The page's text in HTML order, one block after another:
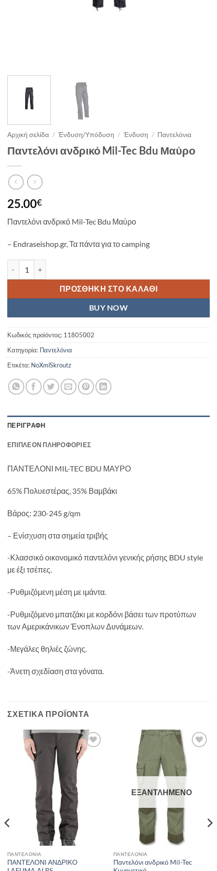
Αρχική σελίδα / Ένδυση/Υπόδυση / Ένδυση / Παντελόνια
Παντελόνι ανδρικό Mil-Tec Bdu Μαύρο
25.00€
Παντελόνι ανδρικό Mil-Tec Bdu Μαύρο
– Endraseishop.gr, Τα πάντα για το camping
ΠΡΟΣΘΉΚΗ ΣΤΟ ΚΑΛΆΘΙ
BUY NOW
Κωδικός προϊόντος: 11805002
Κατηγορία: Παντελόνια
Ετικέτα: NoXmlSkroutz
ΠΕΡΙΓΡΑΦΉ
ΕΠΙΠΛΈΟΝ ΠΛΗΡΟΦΟΡΊΕΣ
ΠΑΝΤΕΛΟΝΙ MIL-TEC BDU ΜΑΥΡΟ
65% Πολυεστέρας, 35% Βαμβάκι
Βάρος: 230-245 g/qm
– Ενίσχυση στα σημεία τριβής
-Κλασσικό οικονομικό παντελόνι γενικής ρήσης BDU style
με έξι τσέπες.
-Ρυθμιζόμενη μέση με ιμάντα.
-Ρυθμιζόμενο μπατζάκι με κορδόνι βάσει των προτύπων
των Αμερικάνικων Ένοπλων Δυνάμεων.
-Μεγάλες θηλιές ζώνης.
-Άνετη σχεδίαση στα γόνατα.
ΣΧΕΤΙΚΆ ΠΡΟΪΌΝΤΑ
Add to
wishlist
ΠΑΝΤΕΛΌΝΙΑ
ΠΑΝΤΕΛΟΝΙ ΑΝΔΡΙΚΟ
ΕΞΑΝΤΛΗΜΈΝΟ
ΠΑΝΤΕΛΌΝΙΑ
Παντελόνι ανδρικό Mil-Tec